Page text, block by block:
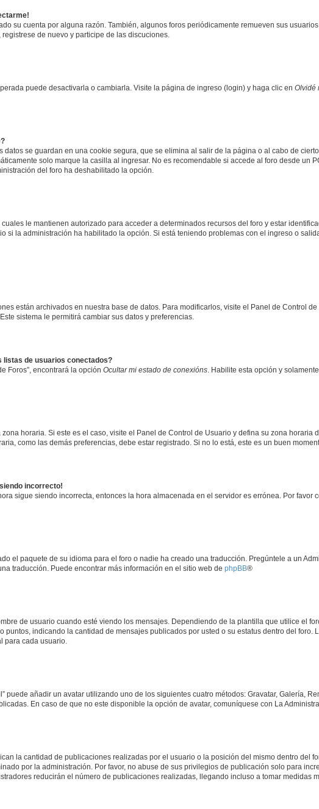
su cuenta por alguna razón. También, algunos foros periódicamente remueven sus
de nuevo y participe de las discuciones.
puede desactivarla o cambiarla. Visite la página de ingreso (login) y haga clic en Olvidé
datos se guardan en una cookie segura, que se elimina al salir de la página o al cabo de
solo marque la casilla al ingresar. No es recomendable si accede al foro desde un
del foro ha deshabilitado la opción.
le mantienen autorizado para acceder a determinados recursos del foro y estar
si la administración ha habilitado la opción. Si está teniendo problemas con el ingreso o
están archivados en nuestra base de datos. Para modificarlos, visite el Panel de Control
sistema le permitirá cambiar sus datos y preferencias.
listas de usuarios conectados?
Foros”, encontrará la opción Ocultar mi estado de conexións . Habilite esta opción y
horaria. Si este es el caso, visite el Panel de Control de Usuario y defina su zona horaria
como las demás preferencias, debe estar registrado. Si no lo está, este es un buen
incorrecto!
sigue siendo incorrecta, entonces la hora almacenada en el servidor es errónea. Por favor
el paquete de su idioma para el foro o nadie ha creado una traducción. Pregúntele a un
traducción. Puede encontrar más información en el sitio web de phpBB®
de usuario cuando esté viendo los mensajes. Dependiendo de la plantilla que utilice el
indicando la cantidad de mensajes publicados por usted o su estatus dentro del foro.
para cada usuario.
puede añadir un avatar utilizando uno de los siguientes cuatro métodos: Gravatar, Galería,
En caso de que no este disponible la opción de avatar, comuníquese con La
la cantidad de publicaciones realizadas por el usuario o la posición del mismo dentro del
por la administración. Por favor, no abuse de sus privilegios de publicación solo para
reducirán el número de publicaciones realizadas, llegando incluso a tomar medidas